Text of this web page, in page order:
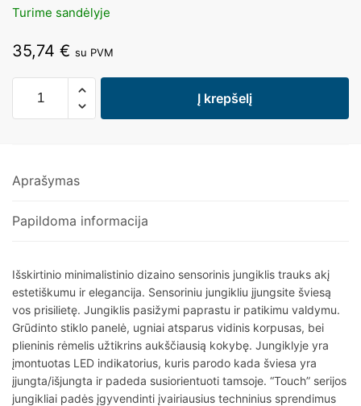
Turime sandėlyje
35,74 € su PVM
Į krepšelį
Aprašymas
Papildoma informacija
Išskirtinio minimalistinio dizaino sensorinis jungiklis trauks akį
estetiškumu ir elegancija. Sensoriniu jungikliu įjungsite šviesą
vos prisilietę. Jungiklis pasižymi paprastu ir patikimu valdymu.
Grūdinto stiklo panelė, ugniai atsparus vidinis korpusas, bei
plieninis rėmelis užtikrins aukščiausią kokybę. Jungiklyje yra
įmontuotas LED indikatorius, kuris parodo kada šviesa yra
įjungta/išjungta ir padeda susiorientuoti tamsoje. “Touch” serijos
jungikliai padės įgyvendinti įvairiausius techninius sprendimus